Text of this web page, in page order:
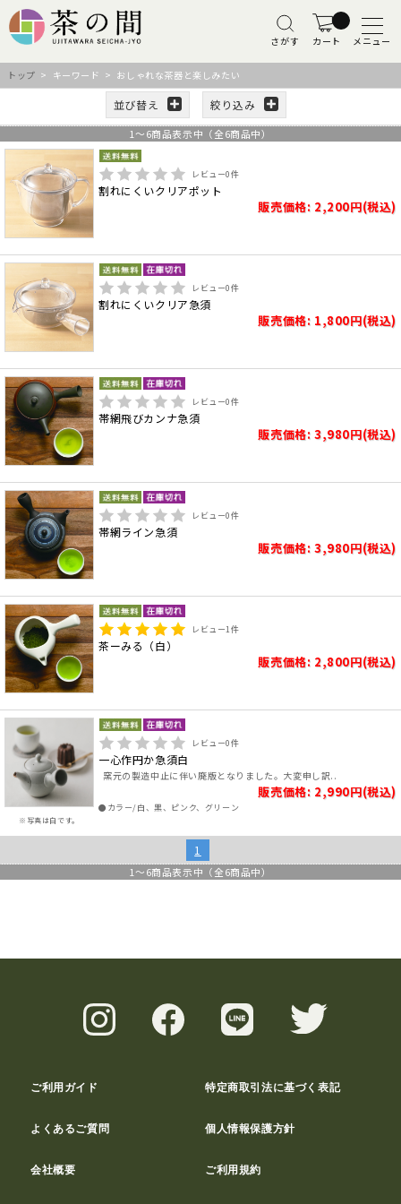
さがす カート メニュー
トップ > キーワード > おしゃれな茶器と楽しみたい
並び替え 絞り込み
1 ～6商品表示中（全6商品中）
レビュー0件
割れにくいクリアポット
販売価格: 2,200円(税込)
レビュー0件
割れにくいクリア急須
販売価格: 1,800円(税込)
レビュー0件
帯網飛びカンナ急須
販売価格: 3,980円(税込)
レビュー0件
帯網ライン急須
販売価格: 3,980円(税込)
レビュー1件
茶ーみる（白）
販売価格: 2,800円(税込)
※写真は白です。
レビュー0件
一心作円か急須白
窯元の製造中止に伴い廃版となりました。大変申し訳..
販売価格: 2,990円(税込)
●カラー/白、黒、ピンク、グリーン
1
1 ～6商品表示中（全6商品中）
ご利用ガイド 特定商取引法に基づく表記
よくあるご質問 個人情報保護方針
会社概要 ご利用規約